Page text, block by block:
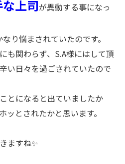
上司が異動する事になっ
り悩まされていたのです。
も関わらず、S.A様にはして頂
い日々を過ごされていたので
とになると出ていましたか
ッとされたかと思います。
ますね✨